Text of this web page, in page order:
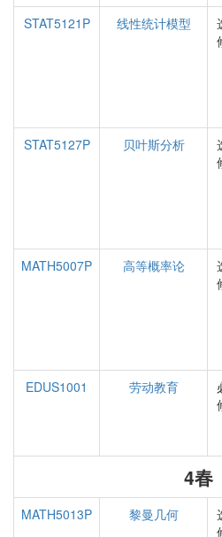
STAT5121P
线性统计模型
STAT5127P
贝叶斯分析
MATH5007P
高等概率论
EDUS1001
劳动教育
4春
MATH5013P 黎曼几何